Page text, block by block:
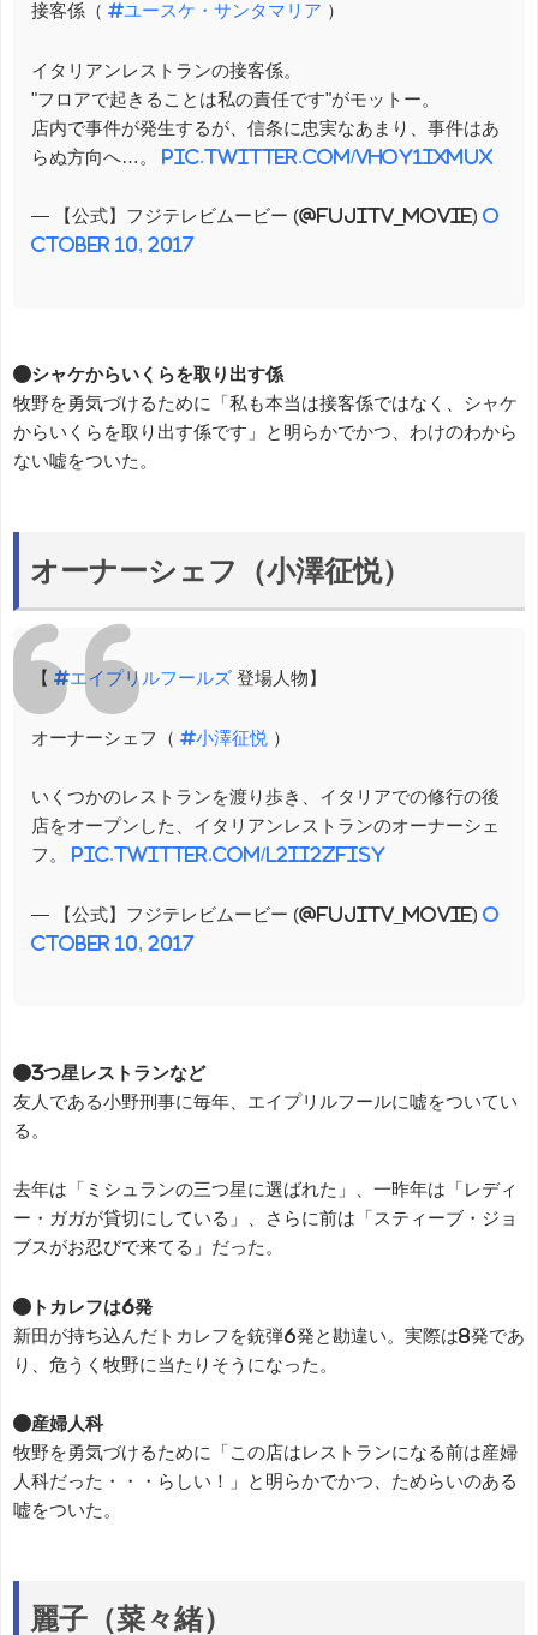
接客係（ #ユースケ・サンタマリア ）
イタリアンレストランの接客係。
"フロアで起きることは私の責任です"がモットー。
店内で事件が発生するが、信条に忠実なあまり、事件はあ
らぬ方向へ…。 pic.twitter.com/VHOY1IXMUX
— 【公式】フジテレビムービー (@fujitv_movie) O
ctober 10, 2017
●シャケからいくらを取り出す係
牧野を勇気づけるために「私も本当は接客係ではなく、シャケ
からいくらを取り出す係です」と明らかでかつ、わけのわから
ない嘘をついた。
オーナーシェフ（小澤征悦）
【 #エイプリルフールズ 登場人物】
オーナーシェフ（ #小澤征悦 ）
いくつかのレストランを渡り歩き、イタリアでの修行の後
店をオープンした、イタリアンレストランのオーナーシェ
フ。 pic.twitter.com/L2II2ZFisy
— 【公式】フジテレビムービー (@fujitv_movie) O
ctober 10, 2017
●3つ星レストランなど
友人である小野刑事に毎年、エイプリルフールに嘘をついてい
る。
去年は「ミシュランの三つ星に選ばれた」、一昨年は「レディ
ー・ガガが貸切にしている」、さらに前は「スティーブ・ジョ
ブスがお忍びで来てる」だった。
●トカレフは6発
新田が持ち込んだトカレフを銃弾6発と勘違い。実際は8発であ
り、危うく牧野に当たりそうになった。
●産婦人科
牧野を勇気づけるために「この店はレストランになる前は産婦
人科だった・・・らしい！」と明らかでかつ、ためらいのある
嘘をついた。
麗子（菜々緒）